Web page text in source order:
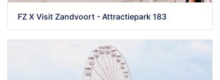
FZ X Visit Zandvoort - Attractiepark 183